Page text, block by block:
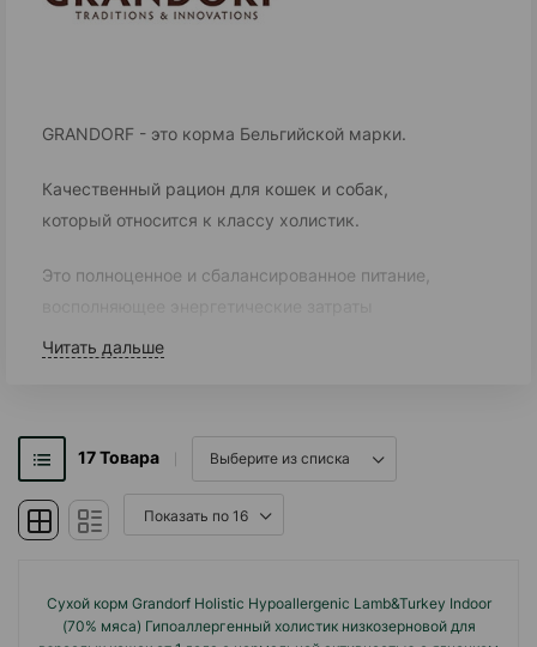
GRANDORF - это корма Бельгийской марки.
Качественный рацион для кошек и собак,
который относится к классу холистик.
Это полноценное и сбалансированное питание,
питомца.
Сухие корма GRANDORF выпускаются в
Бельгии.
этим объясняется бескомпромиссное качество
продукта.
Читать дальше
17Товара
Сухой корм Grandorf Holistiс Hypoallergenic Lamb&Turkey Indoor
(70% мяса) Гипоаллергенный холистик низкозерновой для